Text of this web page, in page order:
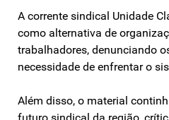
A corrente sindical Unidade
como alternativa de
trabalhadores, denunciando
necessidade de enfrentar o
Além disso, o material